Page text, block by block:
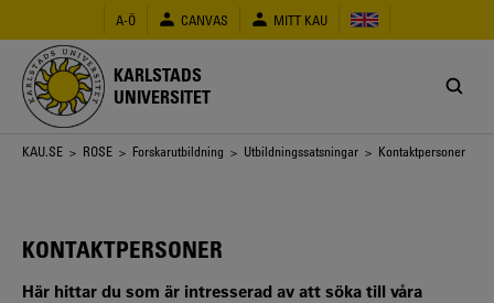
huvudinnehåll
A-Ö CANVAS MITT KAU
KARLSTADS
UNIVERSITET
Länkstig
KAU.SE > ROSE > Forskarutbildning > Utbildningssatsningar > Kontaktpersoner
KONTAKTPERSONER
Här hittar du som är intresserad av att söka till våra